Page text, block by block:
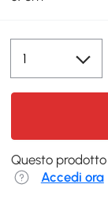
Questo
Accedi ora